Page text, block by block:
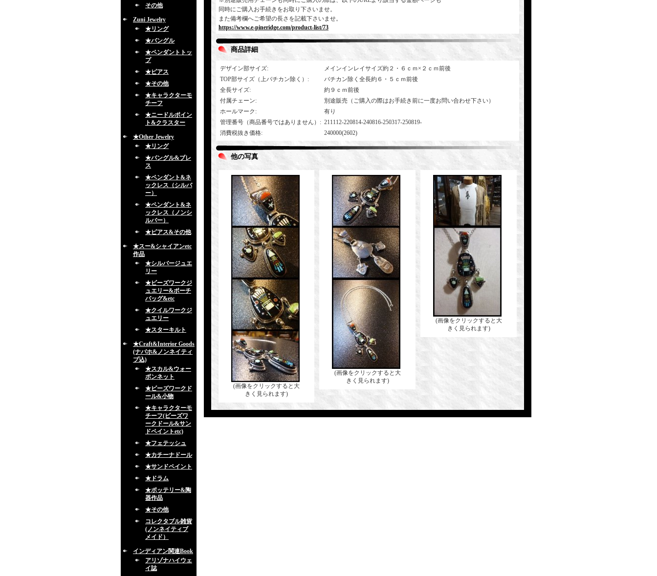
その他
Zuni Jewelry
★リング
★バングル
★ペンダントトッ
プ
★ピアス
★その他
★キャラクターモ
チーフ
★ニードルポイン
ト&クラスター
★Other Jewelry
★リング
★バングル&ブレ
ス
★ペンダント&ネ
ックレス（シルバ
ー）
★ペンダント&ネ
ックレス（ノンシ
ルバー）
★ピアス&その他
★スー&シャイアンetc
作品
★シルバージュエ
リー
★ビーズワークジ
ュエリー&ポーチ
バッグ&etc
★クイルワークジ
ュエリー
★スターキルト
★Craft&Interior Goods
(ナバホ&ノンネイティ
ブ込)
★スカル&ウォー
ボンネット
★ビーズワークド
ール&小物
★キャラクターモ
チーフ(ビーズワ
ークドール&サン
ドペイントetc)
★フェテッシュ
★カチーナドール
★サンドペイント
★ドラム
★ポッテリー&陶
器作品
★その他
コレクタブル雑貨
(ノンネイティブ
メイド）
インディアン関連Book
アリゾナハイウェ
イ誌
同時にご購入お手続きをお取り下さいませ。
また備考欄へご希望の長さを記載下さいませ。
https://www.e-pineridge.com/product-list/73
商品詳細
デザイン部サイズ:
メインインレイサイズ約２・６ｃｍ×２ｃｍ前後
TOP部サイズ（上バチカン除く） :
バチカン除く全長約６・５ｃｍ前後
全長サイズ:
約９ｃｍ前後
付属チェーン:
別途販売（ご購入の際はお手続き前に一度お問い合わせ下さい）
ホールマーク :
有り
管理番号（商品番号ではありません） : 211112-220814-240816-250317-250819-
消費税抜き価格: 240000(2602)
他の写真
(画像をクリックすると大
きく見られます)
(画像をクリックすると大
きく見られます)
(画像をクリックすると大
きく見られます)